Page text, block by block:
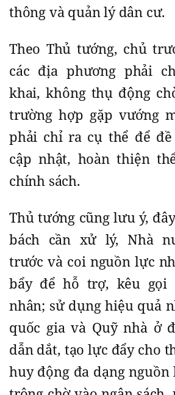
thông và quản lý dân cư.
Theo Thủ tướng, chủ
các địa phương phải
khai, không thụ động
trường hợp gặp vướng
phải chỉ ra cụ thể để
cập nhật, hoàn thiện
chính sách.
Thủ tướng cũng lưu ý,
bách cần xử lý, Nhà
trước và coi nguồn lực
bẩy để hỗ trợ, kêu gọi
nhân; sử dụng hiệu quả
quốc gia và Quỹ nhà ở
dẫn dắt, tạo lực đẩy cho
huy động đa dạng